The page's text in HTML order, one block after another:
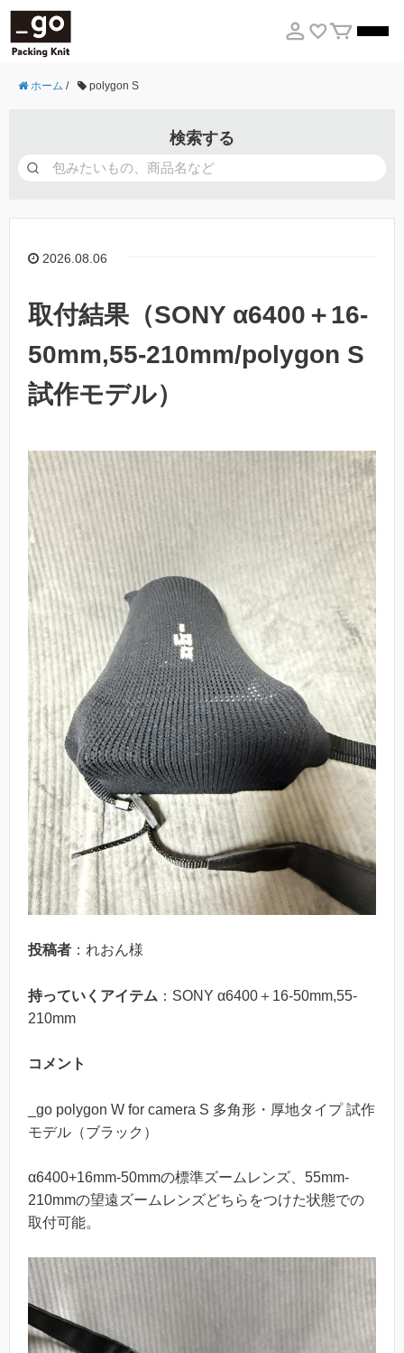
ホーム / polygon S
検索する
2026.08.06
取付結果（SONY α6400＋16-
50mm,55-210mm/polygon S
試作モデル）
投稿者 ：れおん様
持っていくアイテム ：SONY α6400＋16-50mm,55-
210mm
コメント
_go polygon W for camera S 多角形・厚地タイプ 試作
モデル（ブラック）
α6400+16mm-50mmの標準ズームレンズ、55mm-
210mmの望遠ズームレンズどちらをつけた状態での
取付可能。